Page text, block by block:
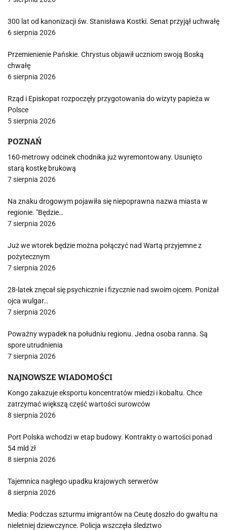
300 lat od kanonizacji św. Stanisława Kostki. Senat przyjął uchwałę
6 sierpnia 2026
Przemienienie Pańskie. Chrystus objawił uczniom swoją Boską
chwałę
6 sierpnia 2026
Rząd i Episkopat rozpoczęły przygotowania do wizyty papieża w
Polsce
5 sierpnia 2026
POZNAŃ
160-metrowy odcinek chodnika już wyremontowany. Usunięto
starą kostkę brukową
7 sierpnia 2026
Na znaku drogowym pojawiła się niepoprawna nazwa miasta w
regionie. "Będzie…
7 sierpnia 2026
Już we wtorek będzie można połączyć nad Wartą przyjemne z
pożytecznym
7 sierpnia 2026
28-latek znęcał się psychicznie i fizycznie nad swoim ojcem. Poniżał
ojca wulgar…
7 sierpnia 2026
Poważny wypadek na południu regionu. Jedna osoba ranna. Są
spore utrudnienia
7 sierpnia 2026
NAJNOWSZE WIADOMOŚCI
Kongo zakazuje eksportu koncentratów miedzi i kobaltu. Chce
zatrzymać większą część wartości surowców
8 sierpnia 2026
Port Polska wchodzi w etap budowy. Kontrakty o wartości ponad
54 mld zł
8 sierpnia 2026
Tajemnica nagłego upadku krajowych serwerów
8 sierpnia 2026
Media: Podczas szturmu imigrantów na Ceutę doszło do gwałtu na
nieletniej dziewczynce. Policja wszczęła śledztwo